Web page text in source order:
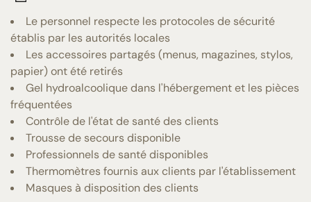
Le personnel respecte les protocoles de sécurité
établis par les autorités locales
Les accessoires partagés (menus, magazines, stylos,
papier) ont été retirés
Gel hydroalcoolique dans l'hébergement et les pièces
fréquentées
Contrôle de l'état de santé des clients
Trousse de secours disponible
Professionnels de santé disponibles
Thermomètres fournis aux clients par l'établissement
Masques à disposition des clients